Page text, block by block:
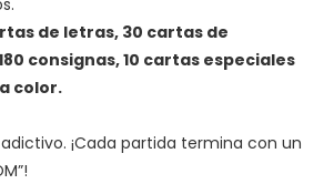
de letras, 30 cartas de
consignas, 10 cartas especiales
color.
¡Cada partida termina con un